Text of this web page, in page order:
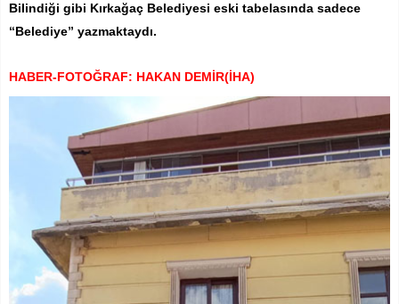
Bilindiği gibi Kırkağaç Belediyesi eski tabelasında sadece
“Belediye” yazmaktaydı.
HABER-FOTOĞRAF: HAKAN DEMİR(İHA)